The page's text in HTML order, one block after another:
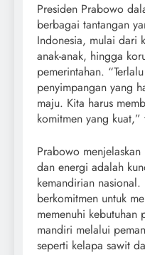
Presiden Prabowo
berbagai tantangan
Indonesia, mulai dari
anak-anak, hingga
pemerintahan.
penyimpangan yang
maju. Kita harus
komitmen yang kuat,”
Prabowo
dan energi adalah
kemandirian
berkomitmen untuk
memenuhi kebutuhan
mandiri melalui
seperti kelapa sawit